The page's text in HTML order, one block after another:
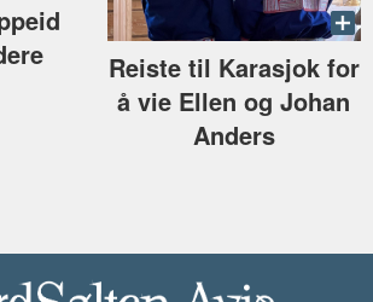
Reiste til Karasjok for
å vie Ellen og Johan
Anders